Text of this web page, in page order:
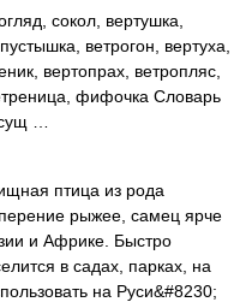
сокол, вертушка,
ветрогон, вертуха,
вертопрах, ветропляс,
фифочка Словарь
…
птица из рода
рыжее, самец ярче
и Африке. Быстро
в садах, парках, на
на Руси&#8230;